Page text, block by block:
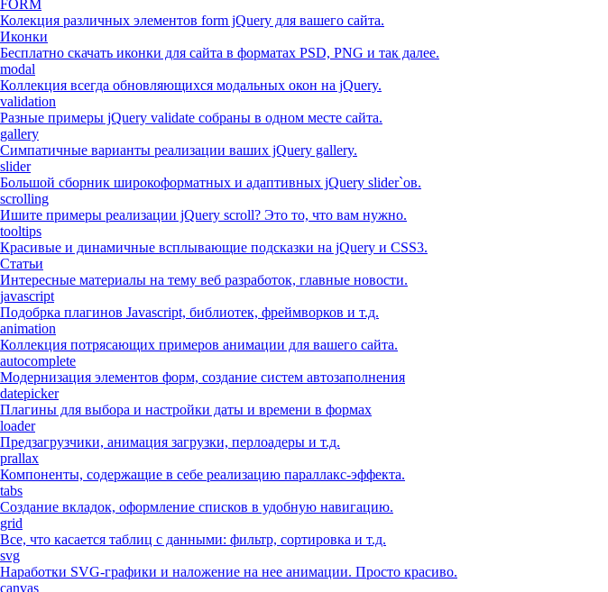
FORM
Колекция различных элементов form jQuery для вашего сайта.
Иконки
Бесплатно скачать иконки для сайта в форматах PSD, PNG и так далее.
modal
Коллекция всегда обновляющихся модальных окон на jQuery.
validation
Разные примеры jQuery validate собраны в одном месте сайта.
gallery
Симпатичные варианты реализации ваших jQuery gallery.
slider
Большой сборник широкоформатных и адаптивных jQuery slider`ов.
scrolling
Ишите примеры реализации jQuery scroll? Это то, что вам нужно.
tooltips
Красивые и динамичные всплывающие подсказки на jQuery и CSS3.
Статьи
Интересные материалы на тему веб разработок, главные новости.
javascript
Подобрка плагинов Javascript, библиотек, фреймворков и т.д.
animation
Коллекция потрясающих примеров анимации для вашего сайта.
autocomplete
Модернизация элементов форм, создание систем автозаполнения
datepicker
Плагины для выбора и настройки даты и времени в формах
loader
Предзагрузчики, анимация загрузки, перлоадеры и т.д.
prallax
Компоненты, содержащие в себе реализацию параллакс-эффекта.
tabs
Создание вкладок, оформление списков в удобную навигацию.
grid
Все, что касается таблиц с данными: фильтр, сортировка и т.д.
svg
Наработки SVG-графики и наложение на нее анимации. Просто красиво.
canvas